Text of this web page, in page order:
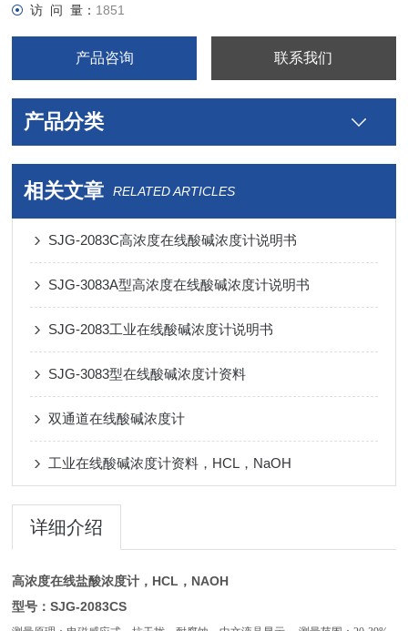
访 问 量： 1851
产品咨询 联系我们
产品分类
相关文章 RELATED ARTICLES
SJG-2083C高浓度在线酸碱浓度计说明书
SJG-3083A型高浓度在线酸碱浓度计说明书
SJG-2083工业在线酸碱浓度计说明书
SJG-3083型在线酸碱浓度计资料
双通道在线酸碱浓度计
工业在线酸碱浓度计资料，HCL，NaOH
详细介绍
高浓度在线盐酸浓度计，HCL，NAOH
型号：SJG-2083CS